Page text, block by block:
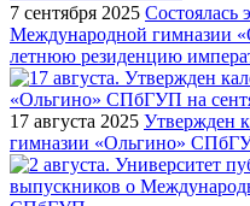
7 сентября 2025 Состоялась
Международной гимназии
летнюю резиденцию
17 августа 2025 Утвержден
гимназии «Ольгино»